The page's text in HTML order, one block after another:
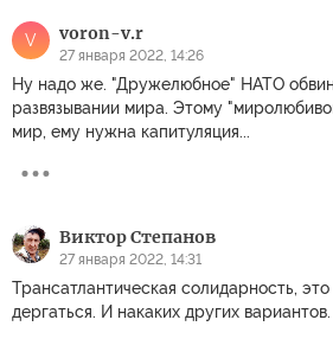
V voron-v.r
27 января 2022, 14:26
Ну надо же. "Дружелюбное" НАТО
развязывании мира. Этому
мир, ему нужна капитуляция...
Виктор Степанов
27 января 2022, 14:31
Трансатлантическая солидарность,
дергаться. И накаких других вариантов.